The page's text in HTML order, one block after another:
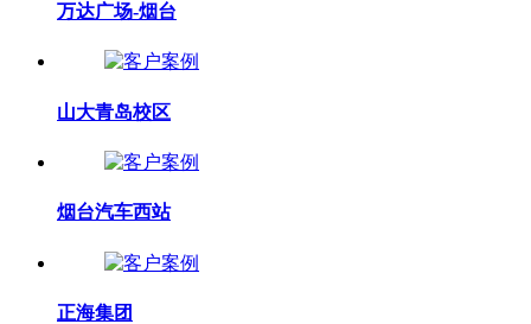
万达广场-烟台
山大青岛校区
烟台汽车西站
正海集团